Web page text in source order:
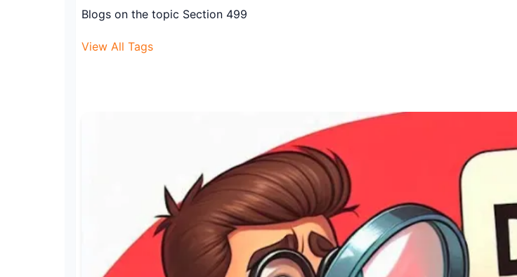
Blogs on the topic Section 499
View All Tags